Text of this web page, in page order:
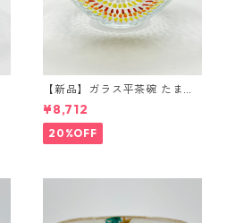
【新品】ガラス平茶碗 たま
や〜 今岡都 紙箱入【耐
熱】
¥8,712
20%OFF